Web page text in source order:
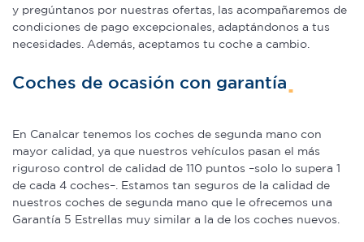
y pregúntanos por nuestras ofertas, las acompañaremos de
condiciones de pago excepcionales, adaptándonos a tus
necesidades. Además, aceptamos tu coche a cambio.
Coches de ocasión con garantía
En Canalcar tenemos los coches de segunda mano con
mayor calidad, ya que nuestros vehículos pasan el más
riguroso control de calidad de 110 puntos –solo lo supera 1
de cada 4 coches–. Estamos tan seguros de la calidad de
nuestros coches de segunda mano que le ofrecemos una
Garantía 5 Estrellas muy similar a la de los coches nuevos.